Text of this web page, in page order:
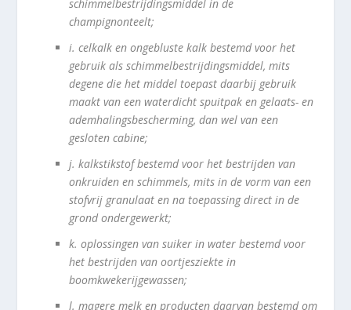
schimmelbestrijdingsmiddel in de
champignonteelt;
i.celkalk en ongebluste kalk bestemd voor het
gebruik als schimmelbestrijdingsmiddel, mits
degene die het middel toepast daarbij gebruik
maakt van een waterdicht spuitpak en gelaats- en
ademhalingsbescherming, dan wel van een
gesloten cabine;
j.kalkstikstof bestemd voor het bestrijden van
onkruiden en schimmels, mits in de vorm van een
stofvrij granulaat en na toepassing direct in de
grond ondergewerkt;
k.oplossingen van suiker in water bestemd voor
het bestrijden van oortjesziekte in
boomkwekerijgewassen;
l.magere melk en producten daarvan bestemd om